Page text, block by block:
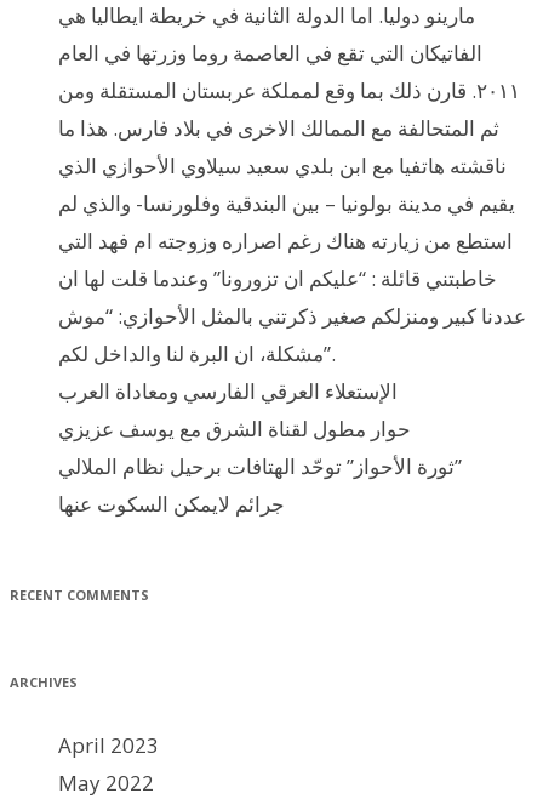
مارينو دوليا. اما الدولة الثانية في خريطة ايطاليا هي
الفاتيكان التي تقع في العاصمة روما وزرتها في العام
٢٠١١. قارن ذلك بما وقع لمملكة عربستان المستقلة ومن
ثم المتحالفة مع الممالك الاخرى في بلاد فارس. هذا ما
ناقشته هاتفيا مع ابن بلدي سعيد سيلاوي الأحوازي الذي
يقيم في مدينة بولونيا – بين البندقية وفلورنسا- والذي لم
استطع من زيارته هناك رغم اصراره وزوجته ام فهد التي
خاطبتني قائلة : “عليكم ان تزورونا” وعندما قلت لها ان
عددنا كبير ومنزلكم صغير ذكرتني بالمثل الأحوازي: “موش
مشكلة، ان البرة لنا والداخل لكم”.
الإستعلاء العرقي الفارسي ومعاداة العرب
حوار مطول لقناة الشرق مع يوسف عزيزي
ثورة الأحواز” توحّد الهتافات برحيل نظام الملالي”
جرائم لايمكن السكوت عنها
RECENT COMMENTS
ARCHIVES
April 2023
May 2022